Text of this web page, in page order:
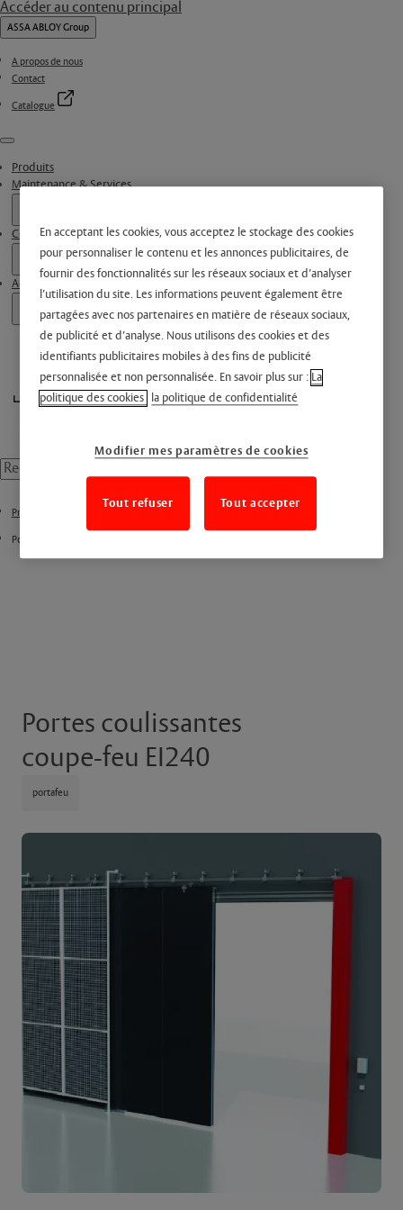
Accéder au contenu principal
ASSA ABLOY Group
A propos de nous
Contact
Catalogue
Menu
Produits
Maintenance & Services
Contactez-nous
Actualités
Produits
Portes coulissantes
Portes coulissantes
coupe-feu EI240
portafeu
En acceptant les cookies, vous acceptez le stockage des cookies
pour personnaliser le contenu et les annonces publicitaires, de
fournir des fonctionnalités sur les réseaux sociaux et d’analyser
l’utilisation du site. Les informations peuvent également être
partagées avec nos partenaires en matière de réseaux sociaux,
de publicité et d’analyse. Nous utilisons des cookies et des
identifiants publicitaires mobiles à des fins de publicité
personnalisée et non personnalisée. En savoir plus sur : La
politique des cookies la politique de confidentialité
Modifier mes paramètres de cookies
Tout refuser Tout accepter